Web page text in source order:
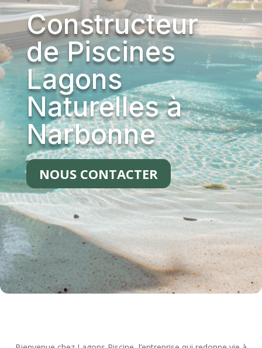
Constructeur
de Piscines
Lagons
Naturelles à
Narbonne
NOUS CONTACTER